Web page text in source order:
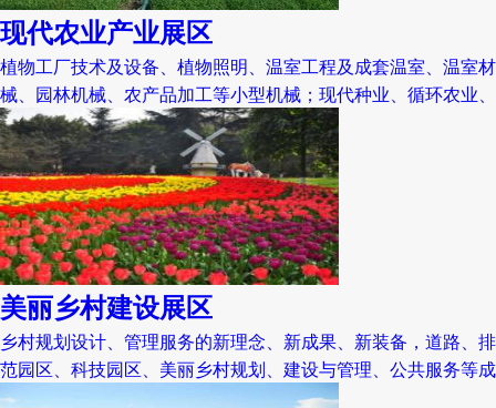
现代农业产业展区
植物工厂技术及设备、植物照明、温室工程及成套温室、温室
械、园林机械、农产品加工等小型机械；现代种业、循环农业
美丽乡村建设展区
乡村规划设计、管理服务的新理念、新成果、新装备，道路、
范园区、科技园区、美丽乡村规划、建设与管理、公共服务等